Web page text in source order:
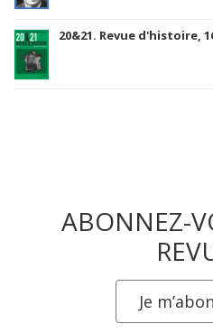
20&21. Revue d'histoire,
ABONNEZ-
Je